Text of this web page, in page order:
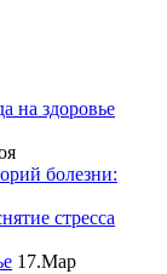
на здоровье
болезни:
стресса
17.Мар